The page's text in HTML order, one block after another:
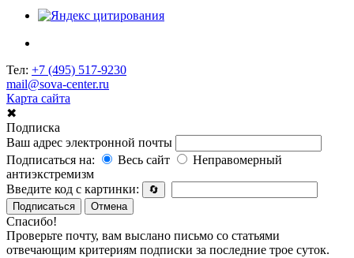
Тел: +7 (495) 517-9230
mail@sova-center.ru
Карта сайта
✖
Подписка
Ваш адрес электронной почты
Подписаться на:
Весь сайт
Неправомерный
антиэкстремизм
Введите код с картинки:
🔄
Подписаться
Отмена
Спасибо!
Проверьте почту, вам выслано письмо со статьями
отвечающим критериям подписки за последние трое суток.